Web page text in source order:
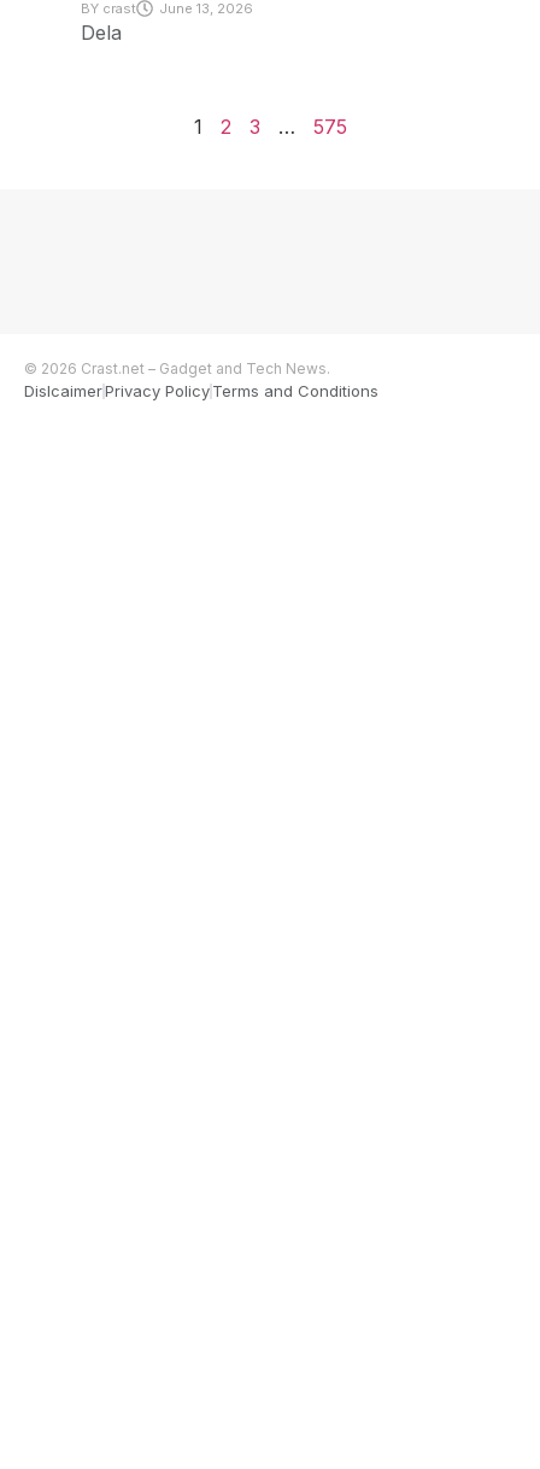
BYcrast June 13, 2026
Dela
1 2 3 … 575
© 2026 Crast.net – Gadget and Tech News.
DislcaimerPrivacy PolicyTerms and Conditions